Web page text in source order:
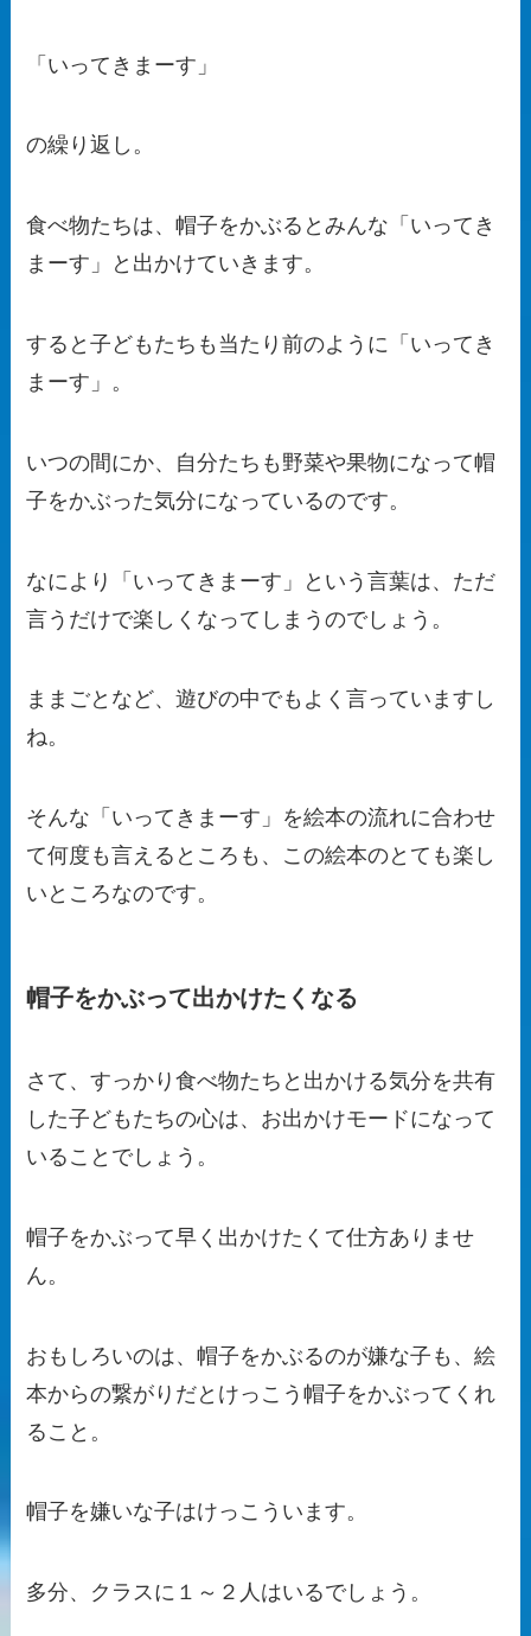
「いってきまーす」
の繰り返し。
食べ物たちは、帽子をかぶるとみんな「いってき
まーす」と出かけていきます。
すると子どもたちも当たり前のように「いってき
まーす」。
いつの間にか、自分たちも野菜や果物になって帽
子をかぶった気分になっているのです。
なにより「いってきまーす」という言葉は、ただ
言うだけで楽しくなってしまうのでしょう。
ままごとなど、遊びの中でもよく言っていますし
ね。
そんな「いってきまーす」を絵本の流れに合わせ
て何度も言えるところも、この絵本のとても楽し
いところなのです。
帽子をかぶって出かけたくなる
さて、すっかり食べ物たちと出かける気分を共有
した子どもたちの心は、お出かけモードになって
いることでしょう。
帽子をかぶって早く出かけたくて仕方ありませ
ん。
おもしろいのは、帽子をかぶるのが嫌な子も、絵
本からの繋がりだとけっこう帽子をかぶってくれ
ること。
帽子を嫌いな子はけっこういます。
多分、クラスに１～２人はいるでしょう。